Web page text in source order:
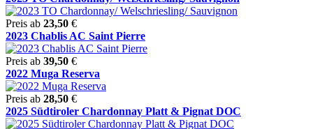
Preis ab 23,50 €
2023 Chablis AC Saint Pierre
Preis ab 39,50 €
2022 Muga Reserva
Preis ab 28,50 €
2025 Südtiroler Chardonnay Platt & Pignat DOC